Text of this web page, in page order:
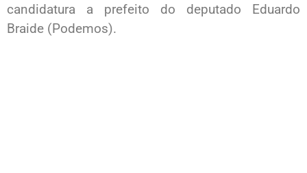
candidatura a prefeito do deputado Eduardo
Braide (Podemos).